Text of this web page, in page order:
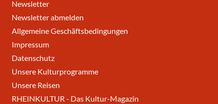
Newsletter
Newsletter abmelden
Allgemeine Geschäftsbedingungen
Impressum
Datenschutz
Unsere Kulturprogramme
Unsere Reisen
RHEINKULTUR - Das Kultur-Magazin